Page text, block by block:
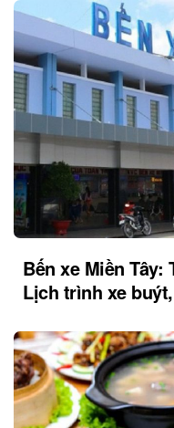
Bến xe Miền Tây:
Lịch trình xe